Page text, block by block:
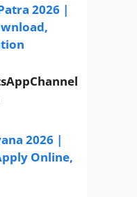
2026 |
2026 |
Apply Online,